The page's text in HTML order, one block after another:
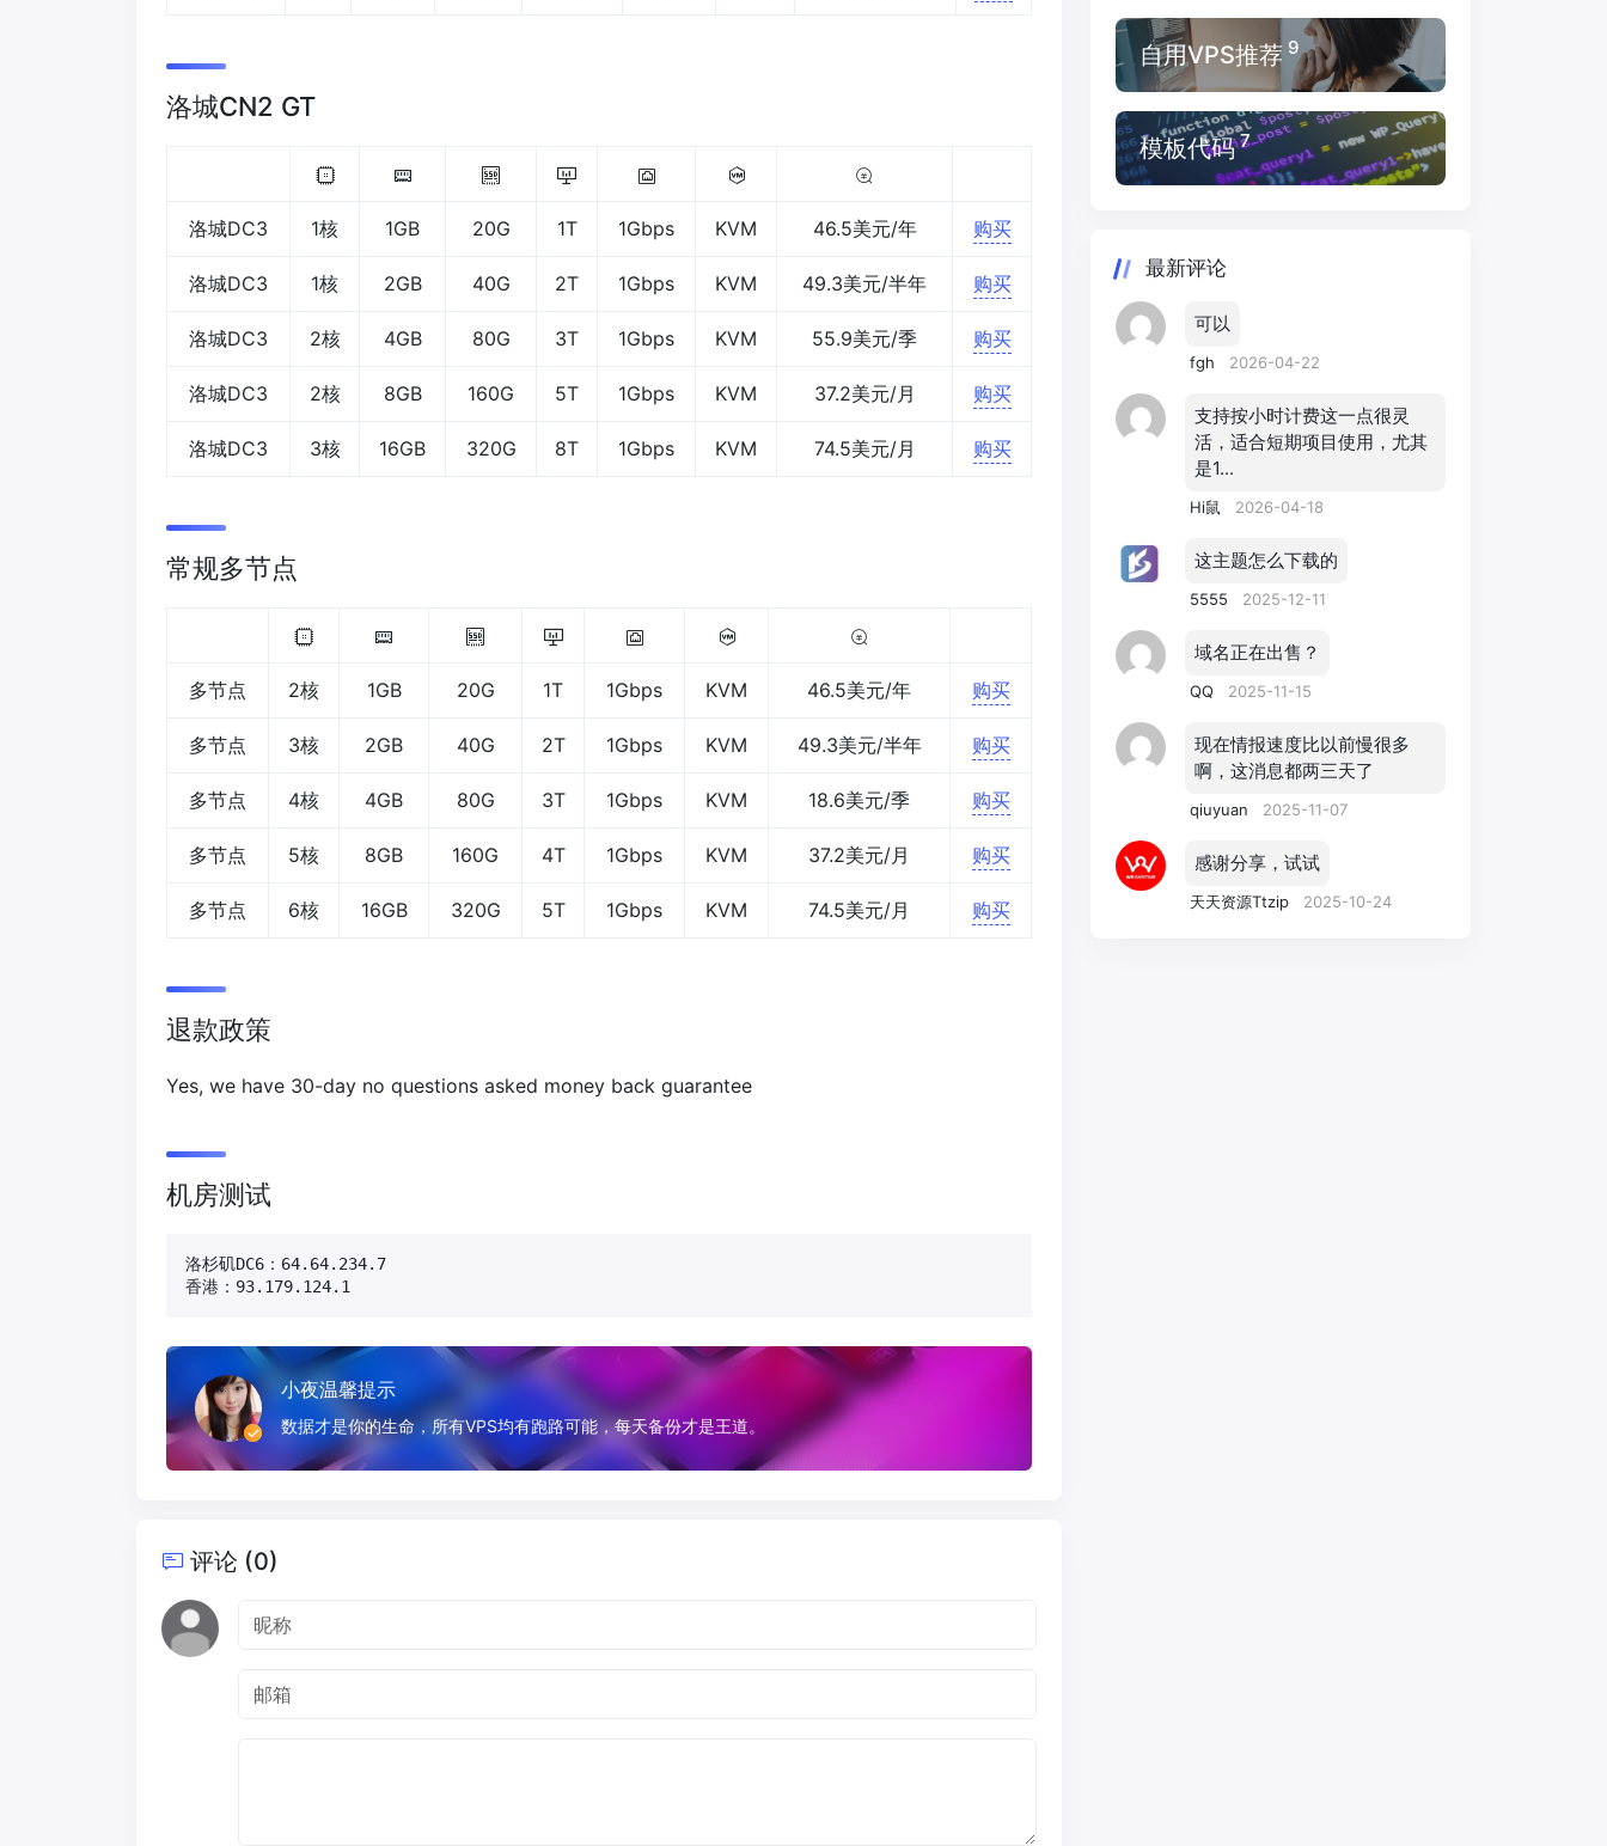
洛城CN2 GT
洛城DC3 1核 1GB 20G 1T 1Gbps KVM 46.5美元/年 购买
洛城DC3 1核 2GB 40G 2T 1Gbps KVM 49.3美元/半年 购买
洛城DC3 2核 4GB 80G 3T 1Gbps KVM 55.9美元/季 购买
洛城DC3 2核 8GB 160G 5T 1Gbps KVM 37.2美元/月 购买
洛城DC3 3核 16GB 320G 8T 1Gbps KVM 74.5美元/月 购买
常规多节点
多节点 2核 1GB 20G 1T 1Gbps KVM 46.5美元/年 购买
多节点 3核 2GB 40G 2T 1Gbps KVM 49.3美元/半年 购买
多节点 4核 4GB 80G 3T 1Gbps KVM 18.6美元/季 购买
多节点 5核 8GB 160G 4T 1Gbps KVM 37.2美元/月 购买
多节点 6核 16GB 320G 5T 1Gbps KVM 74.5美元/月 购买
退款政策
Yes, we have 30-day no questions asked money back guarantee
机房测试
洛杉矶DC6：64.64.234.7
香港：93.179.124.1
小夜温馨提示
数据才是你的生命，所有VPS均有跑路可能，每天备份才是王道。
评论 (0)
自用VPS推荐 9
模板代码 7
最新评论
可以
fgh 2026-04-22
支持按小时计费这一点很灵
活，适合短期项目使用，尤其
是1...
Hi鼠 2026-04-18
这主题怎么下载的
5555 2025-12-11
域名正在出售？
QQ 2025-11-15
现在情报速度比以前慢很多
啊，这消息都两三天了
qiuyuan 2025-11-07
感谢分享，试试
天天资源Ttzip 2025-10-24